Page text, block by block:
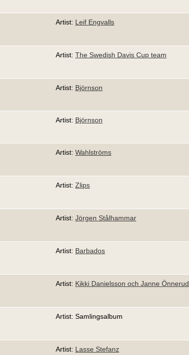
Artist: Leif Engvalls
Artist: The Swedish Davis Cup team
Artist: Björnson
Artist: Björnson
Artist: Wahlströms
Artist: Zlips
Artist: Jörgen Stålhammar
Artist: Barbados
Artist: Kikki Danielsson och Janne Önnerud
Artist: Samlingsalbum
Artist: Lasse Stefanz